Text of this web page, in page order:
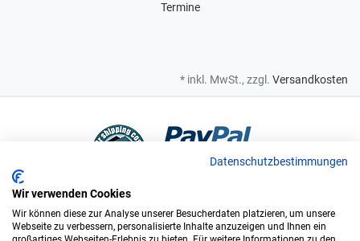
Termine
* inkl. MwSt., zzgl. Versandkosten
Bei uns sind Sie in sicheren Händen
Datenschutzbestimmungen
Wir verwenden Cookies
Wir können diese zur Analyse unserer Besucherdaten platzieren, um unsere
Webseite zu verbessern, personalisierte Inhalte anzuzeigen und Ihnen ein